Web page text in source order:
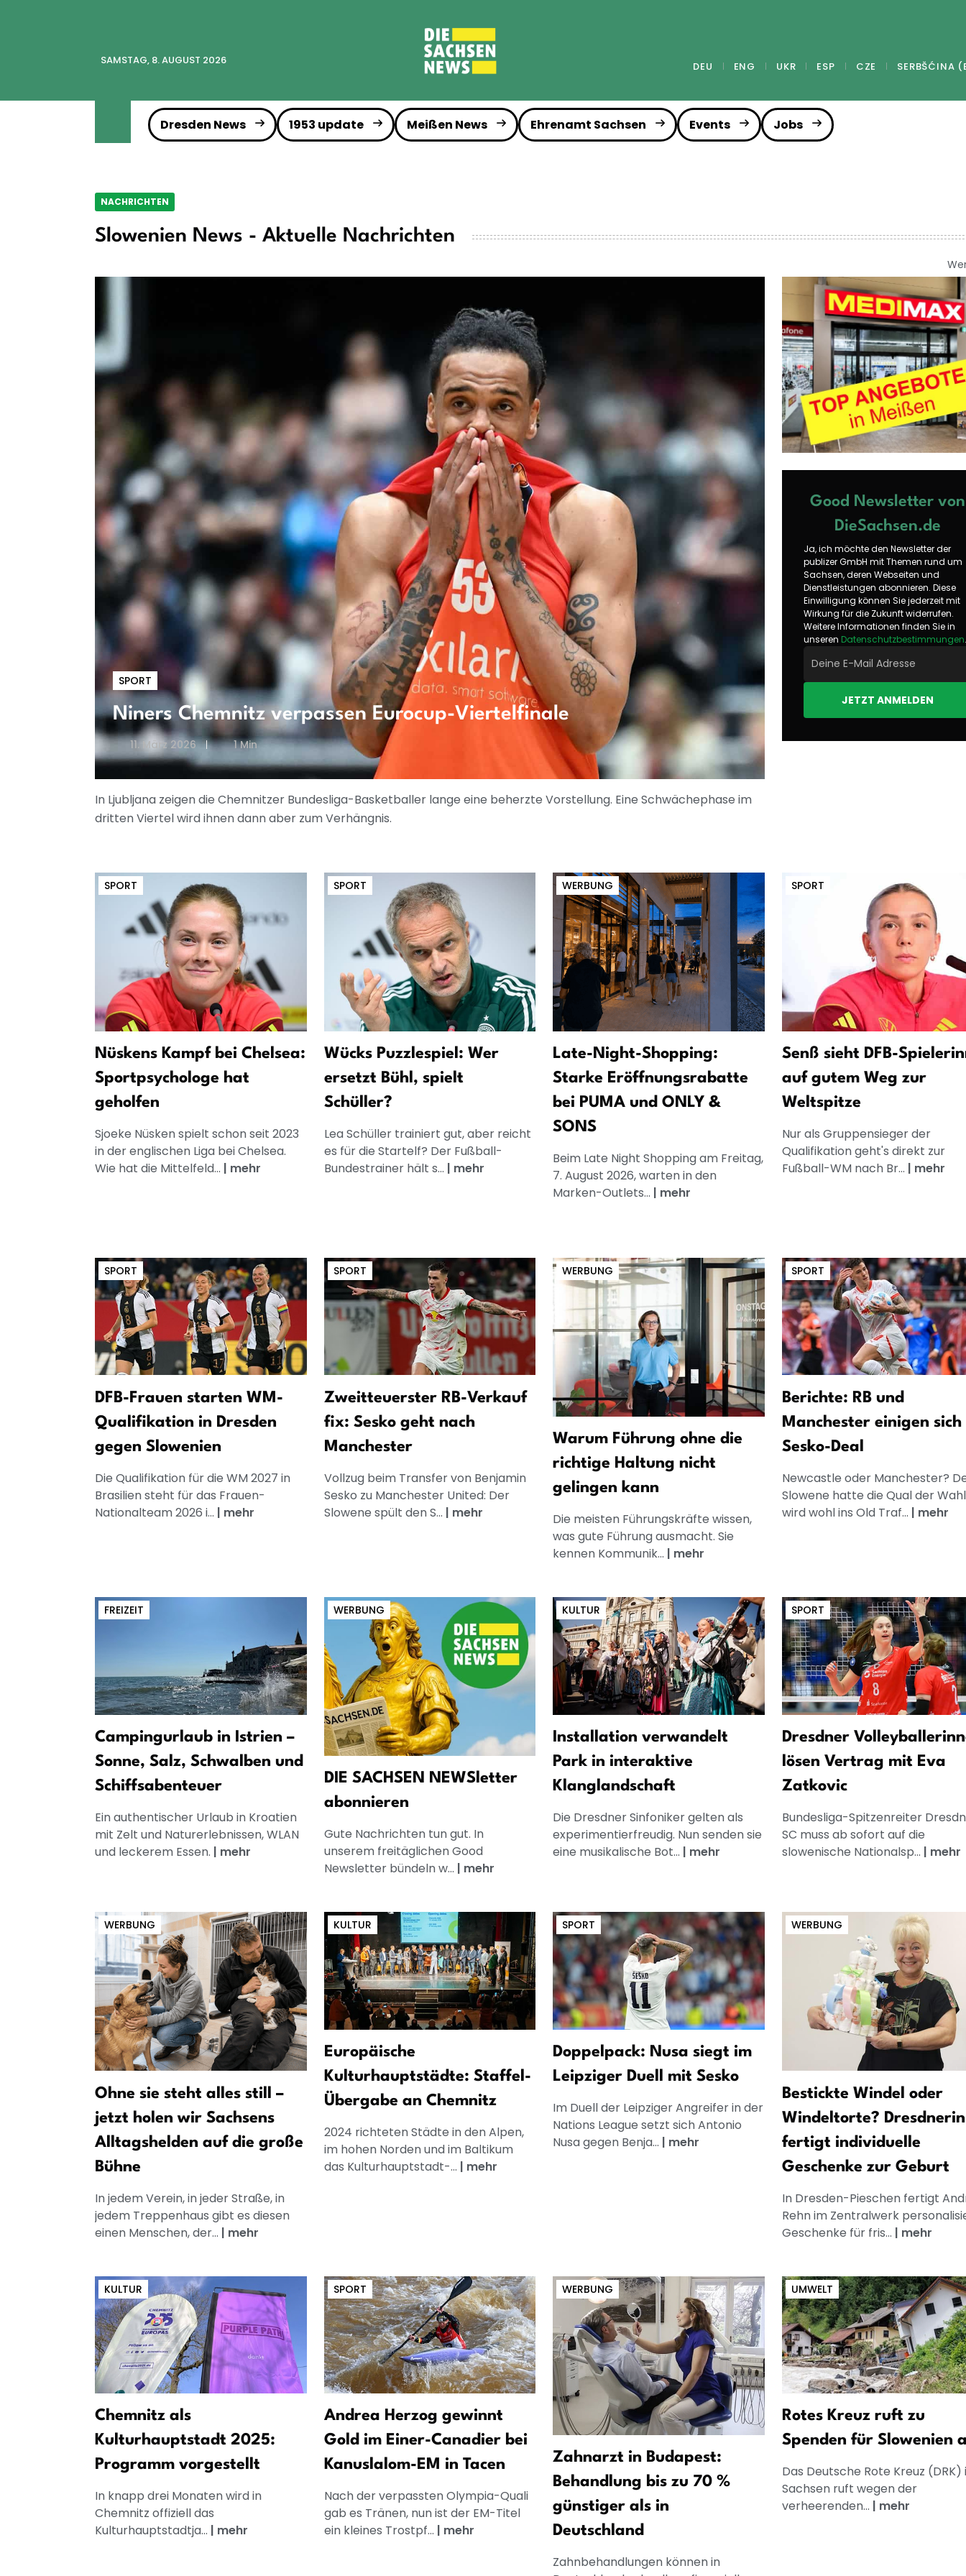
SAMSTAG, 8. AUGUST 2026 DEU ENG UKR ESP CZE SERBŠĆINA
Dresden News 1953 update Meißen News Ehrenamt Sachsen Events Jobs
NACHRICHTEN
Slowenien News - Aktuelle Nachrichten
SPORT
Niners Chemnitz verpassen Eurocup-Viertelfinale
11. März 2026 1 Min
In Ljubljana zeigen die Chemnitzer Bundesliga-Basketballer lange eine beherzte Vorstellung. Eine Schwächephase im
dritten Viertel wird ihnen dann aber zum Verhängnis.
Good Newsletter von
DieSachsen.de
Ja, ich möchte den Newsletter der
publizer GmbH mit Themen rund um
Sachsen, deren Webseiten und
Dienstleistungen abonnieren. Diese
Einwilligung können Sie jederzeit mit
Wirkung für die Zukunft widerrufen.
Weitere Informationen finden Sie in
unseren Datenschutzbestimmungen.
JETZT ANMELDEN
SPORT
Nüskens Kampf bei Chelsea:
Sportpsychologe hat
geholfen
Sjoeke Nüsken spielt schon seit 2023
in der englischen Liga bei Chelsea.
Wie hat die Mittelfeld... | mehr
SPORT
Wücks Puzzlespiel: Wer
ersetzt Bühl, spielt
Schüller?
Lea Schüller trainiert gut, aber reicht
es für die Startelf? Der Fußball-
Bundestrainer hält s... | mehr
WERBUNG
Late-Night-Shopping:
Starke Eröffnungsrabatte
bei PUMA und ONLY &
SONS
Beim Late Night Shopping am Freitag,
7. August 2026, warten in den
Marken-Outlets... | mehr
SPORT
Senß sieht DFB-
auf gutem Weg zur
Weltspitze
Nur als Gruppensieger der
Qualifikation geht's direkt zur
Fußball-WM nach Br... | mehr
SPORT
DFB-Frauen starten WM-
Qualifikation in Dresden
gegen Slowenien
Die Qualifikation für die WM 2027 in
Brasilien steht für das Frauen-
Nationalteam 2026 i... | mehr
SPORT
Zweitteuerster RB-Verkauf
fix: Sesko geht nach
Manchester
Vollzug beim Transfer von Benjamin
Sesko zu Manchester United: Der
Slowene spült den S... | mehr
WERBUNG
Warum Führung ohne die
richtige Haltung nicht
gelingen kann
Die meisten Führungskräfte wissen,
was gute Führung ausmacht. Sie
kennen Kommunik... | mehr
SPORT
Berichte: RB und
Manchester einigen
Sesko-Deal
Newcastle oder Manchester?
Slowene hatte die Qual der
wird wohl ins Old Traf... | mehr
FREIZEIT
Campingurlaub in Istrien –
Sonne, Salz, Schwalben und
Schiffsabenteuer
Ein authentischer Urlaub in Kroatien
mit Zelt und Naturerlebnissen, WLAN
und leckerem Essen. | mehr
WERBUNG
DIE SACHSEN NEWSletter
abonnieren
Gute Nachrichten tun gut. In
unserem freitäglichen Good
Newsletter bündeln w... | mehr
KULTUR
Installation verwandelt
Park in interaktive
Klanglandschaft
Die Dresdner Sinfoniker gelten als
experimentierfreudig. Nun senden sie
eine musikalische Bot... | mehr
SPORT
Dresdner
lösen Vertrag mit Eva
Zatkovic
Bundesliga-Spitzenreiter
SC muss ab sofort auf die
slowenische Nationalsp... | mehr
WERBUNG
Ohne sie steht alles still –
jetzt holen wir Sachsens
Alltagshelden auf die große
Bühne
In jedem Verein, in jeder Straße, in
jedem Treppenhaus gibt es diesen
einen Menschen, der... | mehr
KULTUR
Europäische
Kulturhauptstädte: Staffel-
Übergabe an Chemnitz
2024 richteten Städte in den Alpen,
im hohen Norden und im Baltikum
das Kulturhauptstadt-... | mehr
SPORT
Doppelpack: Nusa siegt im
Leipziger Duell mit Sesko
Im Duell der Leipziger Angreifer in der
Nations League setzt sich Antonio
Nusa gegen Benja... | mehr
WERBUNG
Bestickte Windel oder
Windeltorte? Dresdnerin
fertigt individuelle
Geschenke zur Geburt
In Dresden-Pieschen fertigt
Rehn im Zentralwerk
Geschenke für fris... | mehr
KULTUR
Chemnitz als
Kulturhauptstadt 2025:
Programm vorgestellt
In knapp drei Monaten wird in
Chemnitz offiziell das
Kulturhauptstadtja... | mehr
SPORT
Andrea Herzog gewinnt
Gold im Einer-Canadier bei
Kanuslalom-EM in Tacen
Nach der verpassten Olympia-Quali
gab es Tränen, nun ist der EM-Titel
ein kleines Trostpf... | mehr
WERBUNG
Zahnarzt in Budapest:
Behandlung bis zu 70 %
günstiger als in
Deutschland
Zahnbehandlungen können in
UMWELT
Rotes Kreuz ruft zu
Spenden für Slowenien
Das Deutsche Rote Kreuz (DRK)
Sachsen ruft wegen der
verheerenden... | mehr